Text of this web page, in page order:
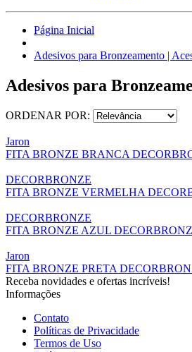
Página Inicial
Adesivos para Bronzeamento |
Adesivos para
ORDENAR POR:
Jaron
FITA BRONZE BRANCA
DECORBRONZE
FITA BRONZE VERMELHA
DECORBRONZE
FITA BRONZE AZUL
Jaron
FITA BRONZE PRETA
Receba novidades e ofertas incríveis!
Informações
Contato
Políticas de Privacidade
Termos de Uso